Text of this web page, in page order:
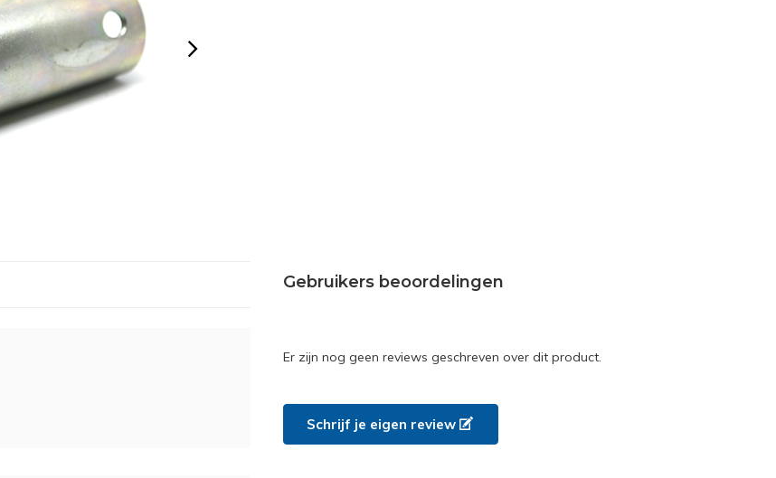
Gebruikers beoordelingen
Er zijn nog geen reviews geschreven over dit product.
Schrijf je eigen review